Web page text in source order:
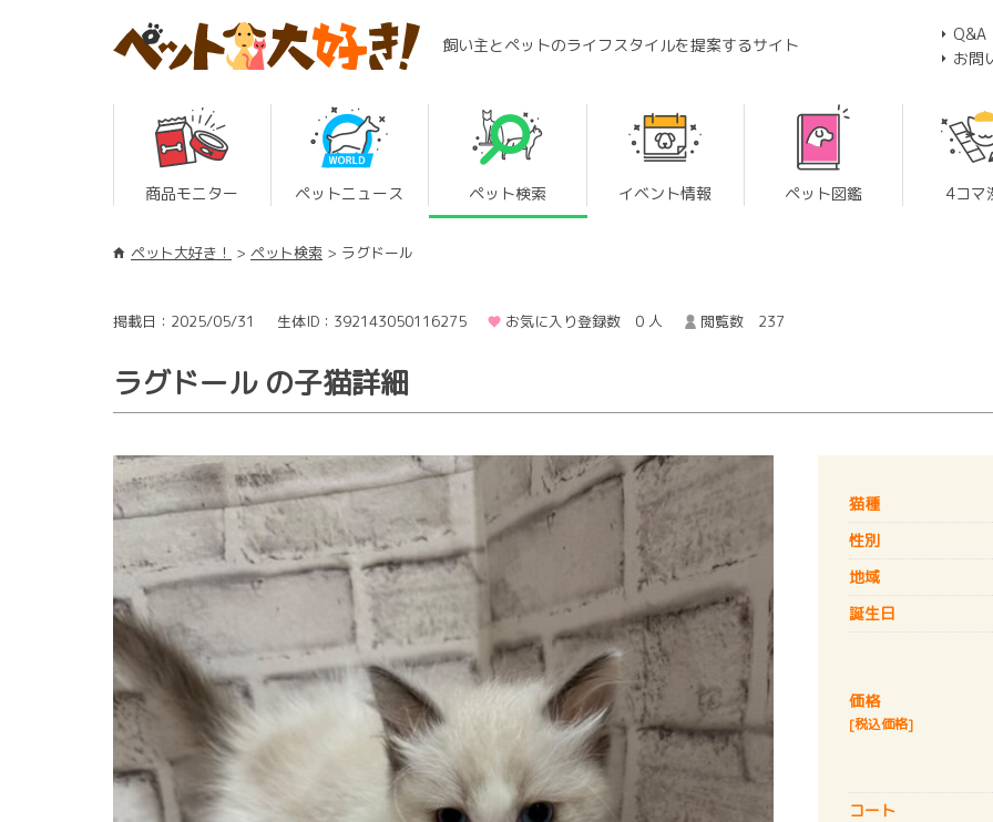
飼い主とペットのライフスタイルを提案するサイト
Q&A
お問
商品モニター ペットニュース ペット検索 イベント情報 ペット図鑑 4コマ
ペット大好き！ ペット検索 ラグドール
掲載日：2025/05/31 生体ID：392143050116275 お気に入り登録数 0 人 閲覧数 237
ラグドール の子猫詳細
猫種
性別
地域
誕生日
価格
[税込価格]
コート